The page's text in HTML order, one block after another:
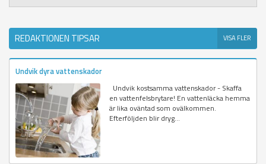
REDAKTIONEN TIPSAR VISA FLER
Undvik dyra vattenskador
Undvik kostsamma vattenskador - Skaffa
en vattenfelsbrytare! En vattenläcka hemma
är lika oväntad som ovälkommen.
Efterföljden blir dryg...